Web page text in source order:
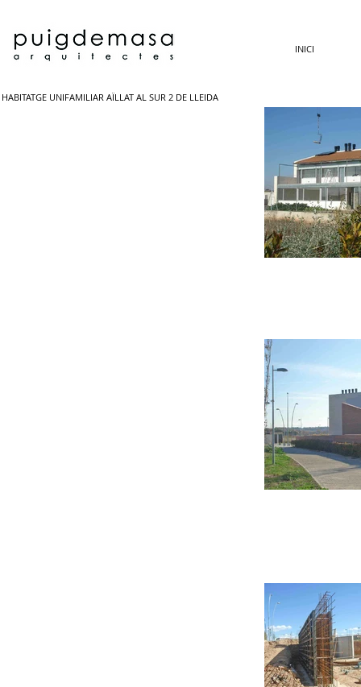
INICI
HABITATGE UNIFAMILIAR AÏLLAT AL SUR 2 DE LLEIDA